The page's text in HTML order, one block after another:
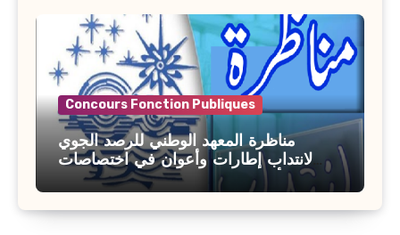
Concours Fonction Publiques
مناظرة المعهد الوطني للرصد الجوي
لانتداب إطارات وأعوان في اختصاصات
مختلفة : أخر اجل للترشح 27 جويلية 2026